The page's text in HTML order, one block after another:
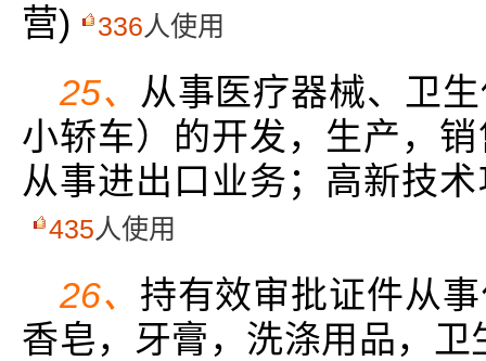
营)
336人使用
25、 从事医疗器械、卫
小轿车）的开发，生产，
从事进出口业务；高新技
435人使用
26、 持有效审批证件从
香皂，牙膏，洗涤用品，